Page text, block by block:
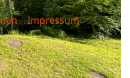
|Impressum